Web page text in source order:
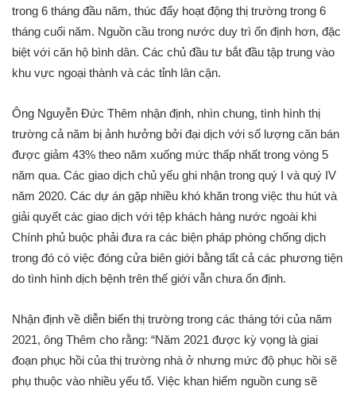
trong 6 tháng đầu năm, thúc đẩy hoạt động thị trường trong 6
tháng cuối năm. Nguồn cầu trong nước duy trì ổn định hơn, đặc
biệt với căn hộ bình dân. Các chủ đầu tư bắt đầu tập trung vào
khu vực ngoại thành và các tỉnh lân cận.
Ông Nguyễn Đức Thêm nhận định, nhìn chung, tình hình thị
trường cả năm bị ảnh hưởng bởi đại dịch với số lượng căn bán
được giảm 43% theo năm xuống mức thấp nhất trong vòng 5
năm qua. Các giao dịch chủ yếu ghi nhận trong quý I và quý IV
năm 2020. Các dự án gặp nhiều khó khăn trong việc thu hút và
giải quyết các giao dịch với tệp khách hàng nước ngoài khi
Chính phủ buộc phải đưa ra các biện pháp phòng chống dịch
trong đó có việc đóng cửa biên giới bằng tất cả các phương tiện
do tình hình dịch bệnh trên thế giới vẫn chưa ổn định.
Nhận định về diễn biến thị trường trong các tháng tới của năm
2021, ông Thêm cho rằng: “Năm 2021 được kỳ vọng là giai
đoạn phục hồi của thị trường nhà ở nhưng mức độ phục hồi sẽ
phụ thuộc vào nhiều yếu tố. Việc khan hiếm nguồn cung sẽ